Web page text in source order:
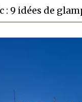
: 9 idées de